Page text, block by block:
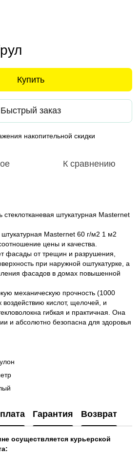
Купить
Быстрый заказ
накопительной скидки
К сравнению
стеклотканевая штукатурная Masternet
штукатурная Masternet 60 г/м2 1 м2
цены и качества.
фасады от трещин и разрушения,
при наружной оштукатурке, а
фасадов в домах повышенной
механическую прочность (1000
воздействию кислот, щелочей, и
гибкая и практичная. Она
и абсолютно безопасна для здоровья
Гарантия Возврат
осуществляется курьерской